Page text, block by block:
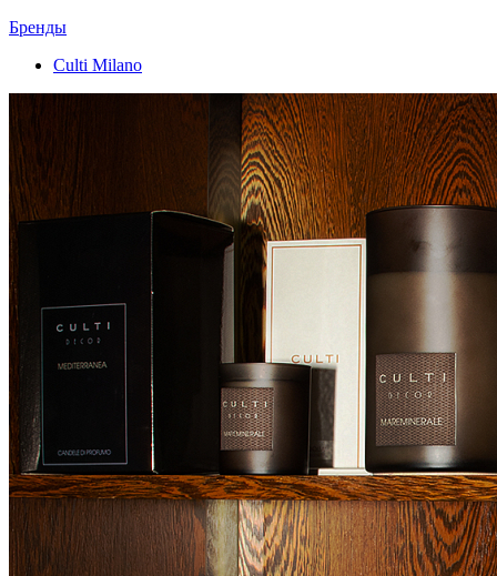
Бренды
Culti Milano